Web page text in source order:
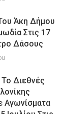
Άκη Δήμου
Στις 17
Δάσους
Διεθνές
Αγωνίσματα